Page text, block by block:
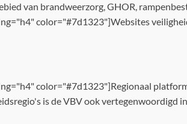
van brandweerzorg, GHOR,
color="#7d1323"]Websites
color="#7d1323"]Regionaal
is de VBV ook vertegenwoordigd